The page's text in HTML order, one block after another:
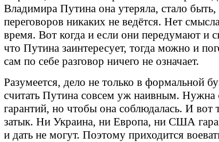
Владимира Путина она утеряла, стало быть,
переговоров никаких не ведётся. Нет
время. Вот когда и если они передумают и
что Путина заинтересует, тогда можно и
сам по себе разговор ничего не означает.
Разумеется, дело не только в формальной
считать Путина совсем уж наивным. Нужна
гарантий, но чтобы она соблюдалась. И вот
затык. Ни Украина, ни Европа, ни США
и дать не могут. Поэтому приходится